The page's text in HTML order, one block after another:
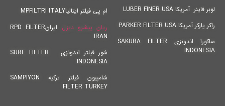
لوبر فاینر آمریکا LUBER FINER USA
راکر پارکر آمریکا PARKER FILTER USA
ساکورا اندونزی SAKURA FILTER
INDONESIA
ام پی فیلتر ایتالیاMPFILTRI ITALY
ریان پیشرو دیزل
ایرانRPD FILTER
IRAN
شور فیلتر اندونزی SURE FILTER
INDONESIA
شامپیون فیلتر ترکیه SAMPIYON
FILTER TURKEY